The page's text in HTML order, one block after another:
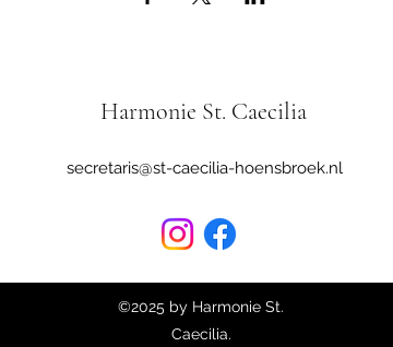
Harmonie St. Caecilia
secretaris@st-caecilia-hoensbroek.nl
©2025 by Harmonie St.
Caecilia.